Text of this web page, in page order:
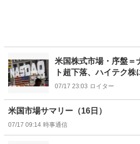
米国株式市場・序盤＝
ト超下落、ハイテク株
07/17 23:03 ロイター
米国市場サマリー（16日）
07/17 09:14 時事通信